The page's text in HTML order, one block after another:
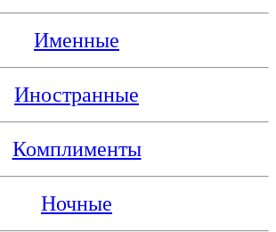
Именные
Иностранные
Комплименты
Ночные